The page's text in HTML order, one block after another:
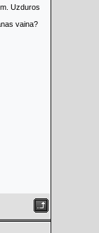
Uzduros
vaina?